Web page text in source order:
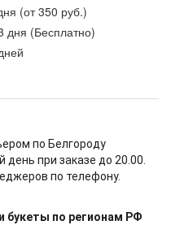
(от 350 руб.)
дня (Бесплатно)
по Белгороду
при заказе до 20.00.
по телефону.
по регионам РФ